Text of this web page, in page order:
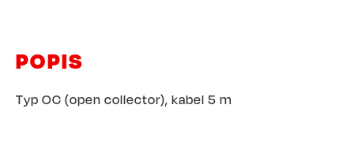
POPIS
Typ OC (open collector), kabel 5 m